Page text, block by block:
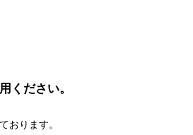
ください。
おります。